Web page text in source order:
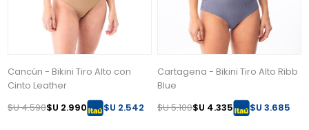
Cancún - Bikini Tiro Alto con
Cinto Leather
$U 4.590$U 2.990 $U 2.542
Cartagena - Bikini Tiro Alto Ribb
Blue
$U 5.100$U 4.335 $U 3.685